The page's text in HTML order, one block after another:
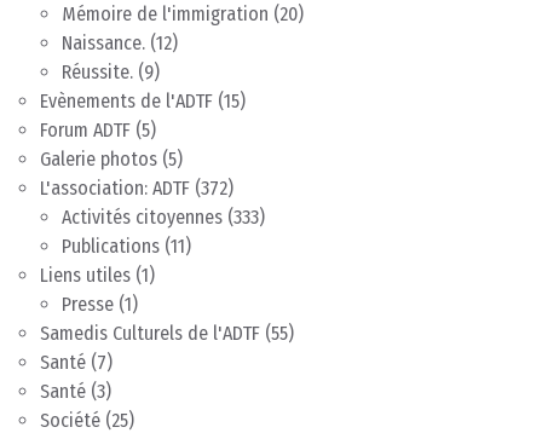
Mémoire de l'immigration (20)
Naissance. (12)
Réussite. (9)
Evènements de l'ADTF (15)
Forum ADTF (5)
Galerie photos (5)
L'association: ADTF (372)
Activités citoyennes (333)
Publications (11)
Liens utiles (1)
Presse (1)
Samedis Culturels de l'ADTF (55)
Santé (7)
Santé (3)
Société (25)